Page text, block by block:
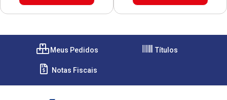
Meus Pedidos Títulos
Notas Fiscais